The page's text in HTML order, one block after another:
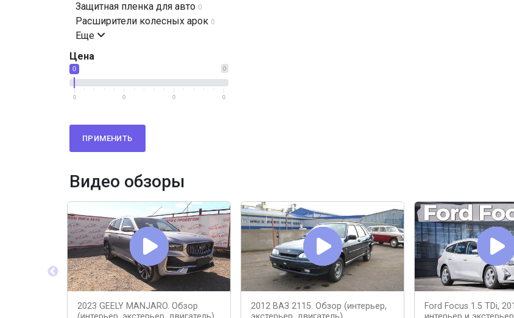
Защитная пленка для авто 0
Расширители колесных арок 0
Еще
Цена
0
0
0 0 0 0
ПРИМЕНИТЬ
Видео обзоры
2023 GEELY MANJARO. Обзор
2012 ВАЗ 2115. Обзор (интерьер,
Ford Focus 1.5 TDi,